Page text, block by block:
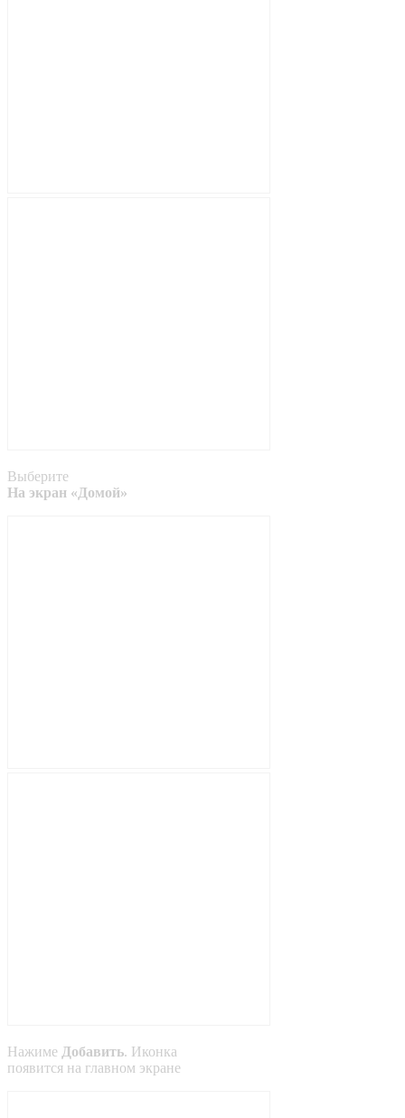
Выберите
На экран «Домой»
Нажиме Добавить. Иконка
появится на главном экране